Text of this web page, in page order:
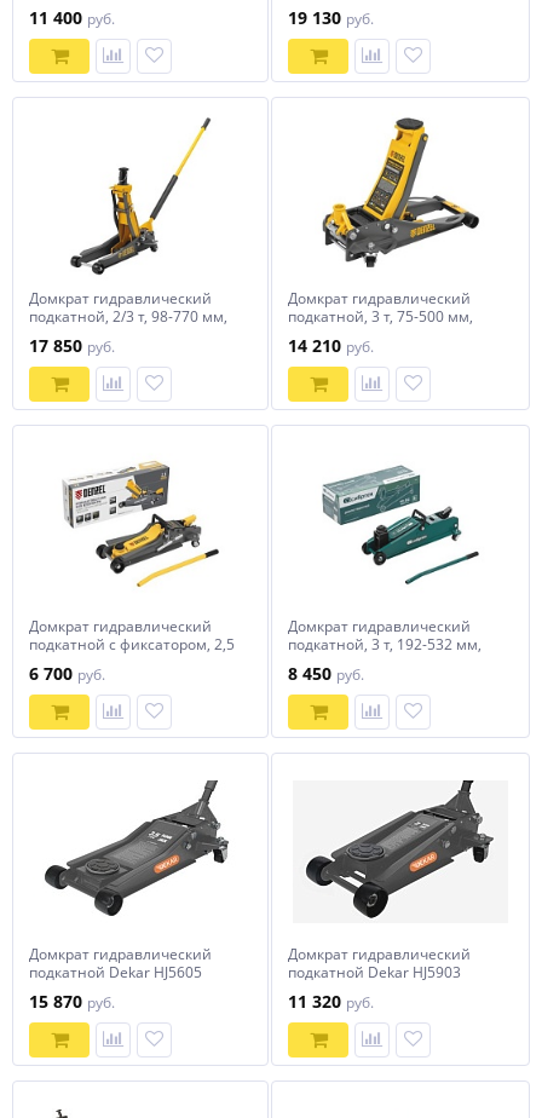
BRJ-3X
11 400 руб.
подхват, проф, SUV Denzel
19 130 руб.
Домкрат гидравлический
подкатной, 2/3 т, 98-770 мм,
подхват, проф, SUV Denzel
17 850 руб.
Домкрат гидравлический
подкатной, 3 т, 75-500 мм,
подхват, проф. Denzel
14 210 руб.
Домкрат гидравлический
подкатной с фиксатором, 2,5
6 700 руб.
Домкрат гидравлический
подкатной, 3 т, 192-532 мм,
8 450 руб.
Домкрат гидравлический
подкатной Dekar HJ5605
15 870 руб.
Домкрат гидравлический
подкатной Dekar HJ5903
11 320 руб.